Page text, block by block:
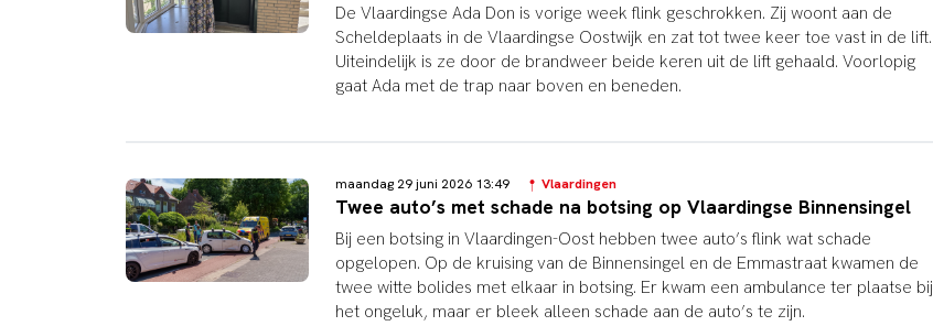
De Vlaardingse Ada Don is vorige week flink geschrokken. Zij woont aan de
Scheldeplaats in de Vlaardingse Oostwijk en zat tot twee keer toe vast in de lift.
Uiteindelijk is ze door de brandweer beide keren uit de lift gehaald. Voorlopig
gaat Ada met de trap naar boven en beneden.
maandag 29 juni 2026 13:49 Vlaardingen
Twee auto’s met schade na botsing op Vlaardingse Binnensingel
Bij een botsing in Vlaardingen-Oost hebben twee auto’s flink wat schade
opgelopen. Op de kruising van de Binnensingel en de Emmastraat kwamen de
twee witte bolides met elkaar in botsing. Er kwam een ambulance ter plaatse bij
het ongeluk, maar er bleek alleen schade aan de auto’s te zijn.